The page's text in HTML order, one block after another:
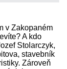
v Zakopaném
A kdo
Stolarczyk,
stavebník
Zároveň